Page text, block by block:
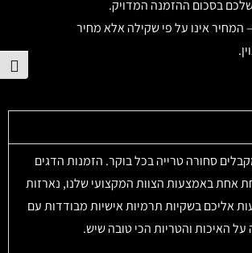
בסכום ההזמנה המדויק.
המחיר אינו על פי שקילה אלא מחיר
סחורה טרייה בכל בוקר. הזמנות הדגים
אחת באמצעות הצוות המקצועי שלנו, נארזות
אליכם בשקיות תרמיות אישיות מבודדות עם
האיכות והטריות הכי טובה שיש.